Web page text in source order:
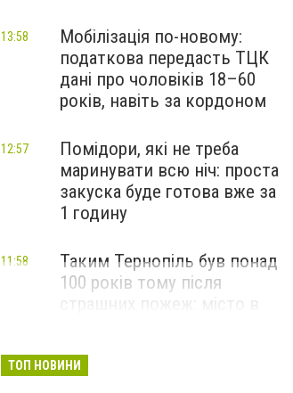
Мобілізація по-новому:
податкова передасть ТЦК
дані про чоловіків 18–60
років, навіть за кордоном
13:58
Помідори, які не треба
маринувати всю ніч: проста
закуска буде готова вже за
1 годину
12:57
Таким Тернопіль був понад
100 років тому після
11:58
ТОП НОВИНИ